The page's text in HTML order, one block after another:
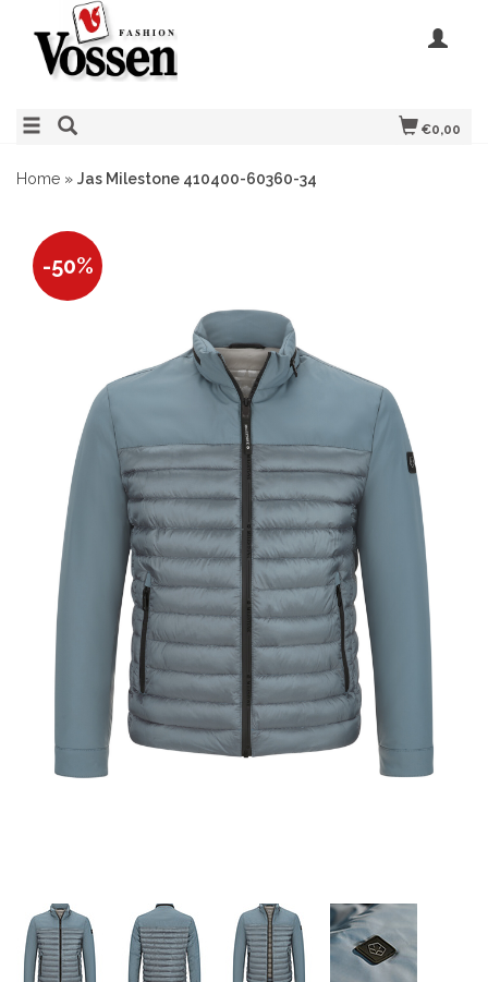
€0,00
Home » Jas Milestone 410400-60360-34
-50%